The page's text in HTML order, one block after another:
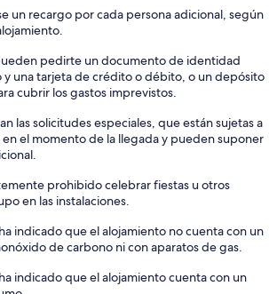
un recargo por cada persona adicional, según
pedirte un documento de identidad
y una tarjeta de crédito o débito, o un depósito
cubrir los gastos imprevistos.
las solicitudes especiales, que están sujetas a
el momento de la llegada y pueden suponer
prohibido celebrar fiestas u otros
en las instalaciones.
indicado que el alojamiento no cuenta con un
de carbono ni con aparatos de gas.
indicado que el alojamiento cuenta con un